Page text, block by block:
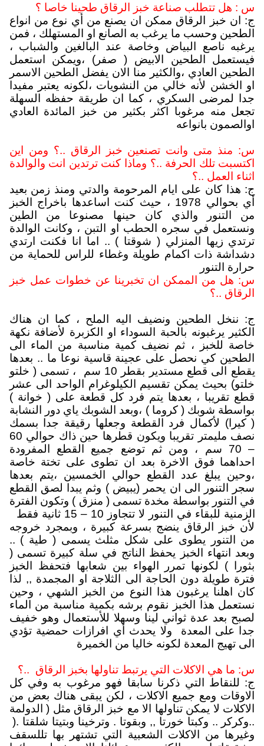
س : هل تتطلب صناعة خبز الرقاق طحينا خاصا ؟
ج: ان خبز الرقاق ممكن ان يصنع من أي نوع من انواع
الطحين وحسب ما يرغب به الصانع او المستهلك ، فمن
يرغبه ناصع البياض وخاصة عند البالغين والشباب ،
فيستعمل الطحين الابيض ( صفر) ،ويمكن استعمل
الطحين العادي ،والكثير منا الان يفضل الطحين الاسمر
او الخشن لأنه خالي من النشويات ،لكونه يعتبر مفيدا
جدا لمرضى السكري ، كما ان طريقة حفظه السهلة
تجعل منه مرغوبا اكثر بكثير من خبز المائدة العادي
اوالصمون بانواعه
س: منذ متى وانت تصنعين خبز الرقاق ..؟ ومن اين
اكتسبت تلك الحرفة ..؟ وماذا كنت ترتدين انت والوالدة
اثناء العمل ..؟
ج: هذا كان على ايام المرحومة والدتي ومنذ زمن بعيد
أي بحوالي 1978 ، حيث كنت اساعدها باخراج الخبز
من التنور والذي كان حينها مصنوعا من الطين
ونستعمل في سجره الحطب او التبن ، وكانت الوالدة
ترتدي زيها المنزلي ( شوقتا ) .. اما انا فكنت ارتدي
دشداشة ذات اكمام طويلة وغطاء للراس للحماية من
حرارة التنور
س: هل من الممكن ان تخبرينا عن خطوات عمل خبز
الرقاق ..؟
ج: ننخل الطحين ونضيف اليه الملح ، كما ان هناك
الكثير يرغبونه بالحبة السوداء او الكزبرة لأضافة نكهة
خاصة للخبز ، ثم نضيف كمية مناسبة من الماء الى
الطحين كي نحصل على عجينة قاسية نوعا ما .. بعدها
يقطع الى قطع مستدير بقطر 10 سم
، تسمى ( خلتو
خلتو) بحيث يمكن تقسيم الكيلوغرام الواحد الى عشر
قطع تقريبا ، بعدها يتم فرد كل قطعة على ( خوانة )
بواسطة شوبك ( كروما ) ،وبعد الشوبك ياي دور النشابة
( كيرا) لأكمال فرد القطعة وجعلها رقيقة جدا بسمك
نصف مليمتر تقريبا ويكون قطرها حين ذاك حوالي 60
– 70 سم ، ومن ثم توضع جميع القطع المفرودة
احداهما فوق الاخرة بعد ان تطوى على تختة خاصة
،وحين يبلغ عدد القطع حوالي الخمسين ،يتم بعدها
سجر التنور الى ان يحمر (يبيض ) وثم يبدا لصق القطع
في التنور بواسطة مخدة تسمى ( منزق ) وتكون الفترة
الزمنية للبقاء في التنور لا تتجاوز 10 – 15 ثانية فقط
لأن خبز الرقاق ينضج بسرعة كبيرة ، وبمجرد خروجه
من التنور يطوى على شكل مثلث يسمى ( طية ) ..
وبعد انتهاء الخبز يحفظ الناتج في سلة كبيرة تسمى (
بثورا ) لكونها تمرر الهواء بين شعابها فتحفظ الخبز
فترة طويلة دون الحاجة الى الثلاجة او المجمدة ,, لذا
كان اهلنا يرغبون هذا النوع من الخبز الشهي ، وحين
نستعمل هذا الخبز نقوم برشه بكمية مناسبة من الماء
لصبح بعد عدة ثواني لينا وسهلا للأستعمال وهو خفيف
جدا على المعدة
ولا يحدث أي افرازات حمضية تؤدي
الى تهيج المعدة لكونه خاليا من الخميرة
س: ما هي الاكلات التي يرتبط تناولها بخبز الرقاق ..؟
ج: للنقاط التي ذكرنا سابقا فهو مرغوب به وفي كل
الاوقات ومع جميع الاكلات ، لكن يبقى هناك بعض من
الاكلات لا يمكن تناولها الا مع خبز الرقاق مثل ( الدولمة
..وكركر .. وكبتا خورتا ,, وبقوتا . وترخينا وبتيتا شلقتا .(
وغيرها من الاكلات الشعبية التي تشتهر بها تللسقف